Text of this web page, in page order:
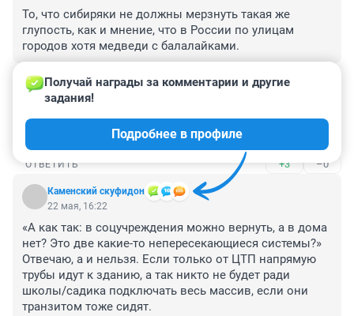
То, что сибиряки не должны мерзнуть такая же
глупость, как и мнение, что в России по улицам
городов хотя медведи с балалайками.
ОТВЕТИТЬ
Гость
Забота о людях во всей красе.Спасибо губер и мэр.
ОТВЕТИТЬ +3 –0
Каменский скуфидон
Получай награды за комментарии и другие
задания!
Подробнее в профиле
22 мая, 16:22
«А как так: в соцучреждения можно вернуть, а в дома
нет? Это две какие-то непересекающиеся системы?»
Отвечаю, а и нельзя. Если только от ЦТП напрямую
трубы идут к зданию, а так никто не будет ради
школы/садика подключать весь массив, если они
транзитом тоже сидят.